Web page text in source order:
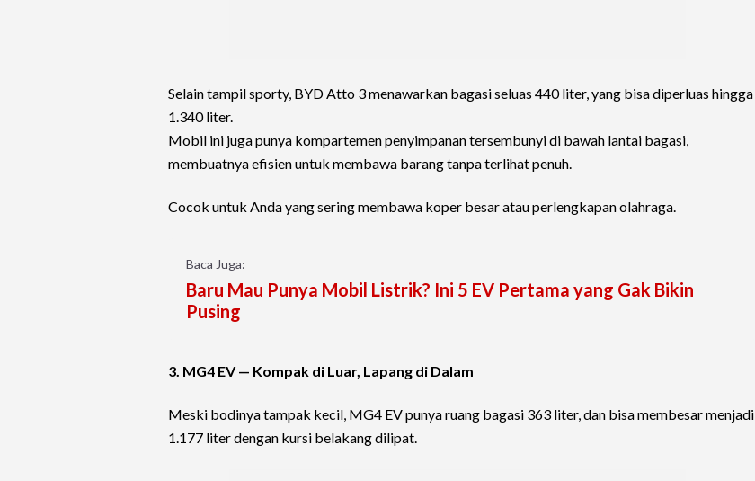
Selain tampil sporty, BYD Atto 3 menawarkan bagasi seluas 440 liter, yang bisa diperluas hingga
1.340 liter.
Mobil ini juga punya kompartemen penyimpanan tersembunyi di bawah lantai bagasi,
membuatnya efisien untuk membawa barang tanpa terlihat penuh.
Cocok untuk Anda yang sering membawa koper besar atau perlengkapan olahraga.
Baca Juga:
Baru Mau Punya Mobil Listrik? Ini 5 EV Pertama yang Gak Bikin
Pusing
3. MG4 EV — Kompak di Luar, Lapang di Dalam
Meski bodinya tampak kecil, MG4 EV punya ruang bagasi 363 liter, dan bisa membesar menjadi
1.177 liter dengan kursi belakang dilipat.